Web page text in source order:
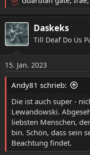
R
e
a
k
t
n
e
n
Daskeks
Till Deaf Do Us
15. Jan. 2023
Andy81 schrieb:
Die ist auch super -
Lewandowski.
liebsten Menschen,
bin. Schön, dass sein
Beachtung findet.